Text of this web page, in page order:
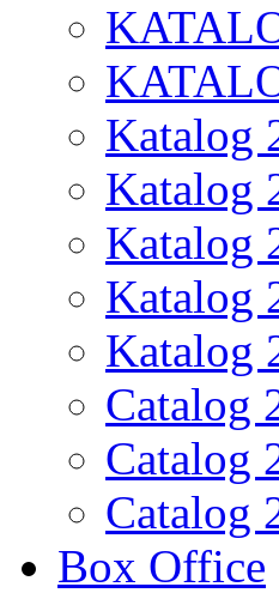
Katalog
Katalog
Katalog
Katalog
Katalog
Catalog
Catalog
Catalog
Box Office